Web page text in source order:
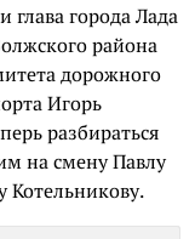
глава города Лада
района
дорожного
Игорь
разбираться
на смену Павлу
Котельникову.